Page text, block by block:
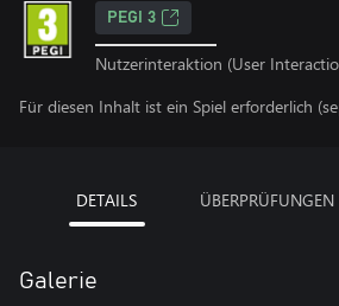
PEGI 3
Nutzerinteraktion (User
Für diesen Inhalt ist ein Spiel erforderlich
DETAILS ÜBERPRÜFUNGEN
Galerie